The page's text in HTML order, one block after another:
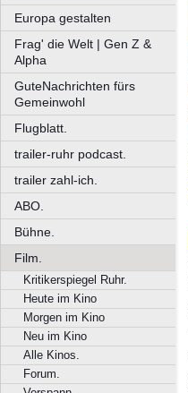
Europa gestalten
Frag' die Welt | Gen Z &
Alpha
GuteNachrichten fürs
Gemeinwohl
Flugblatt.
trailer-ruhr podcast.
trailer zahl-ich.
ABO.
Bühne.
Film.
Kritikerspiegel Ruhr.
Heute im Kino
Morgen im Kino
Neu im Kino
Alle Kinos.
Forum.